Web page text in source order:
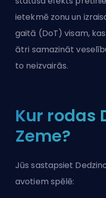
ietekmē zonu un
gaitā (DoT) visam,
ātri samazināt
to neizvairās.
Kur rodas
Zeme?
Jūs sastapsiet
avotiem spēlē: